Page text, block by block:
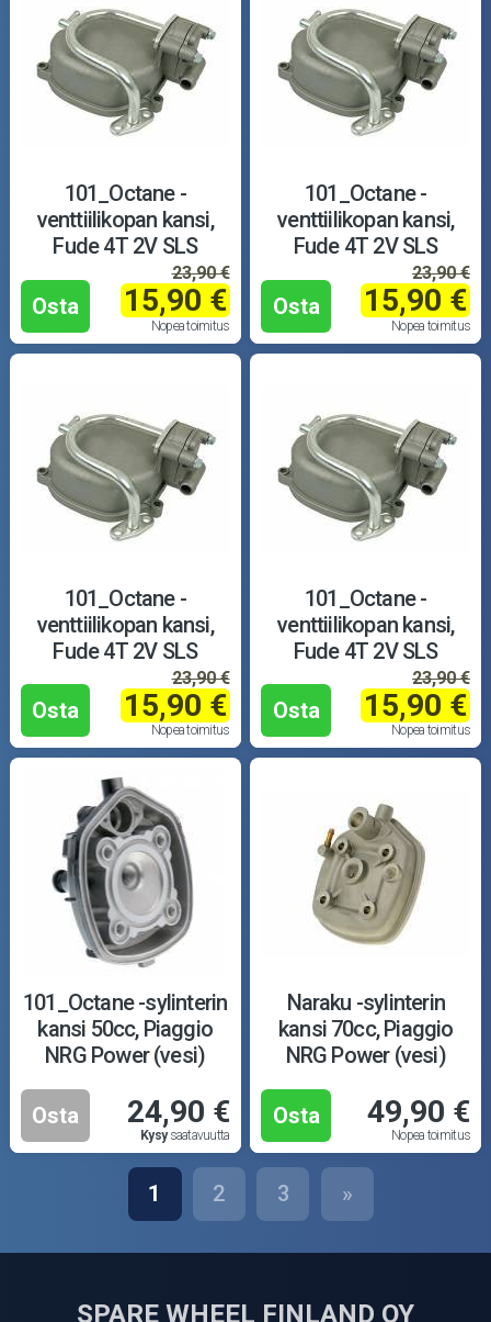
101_Octane -
venttiilikopan kansi,
Fude 4T 2V SLS
Osta
23,90 €
15,90 €
Nopea toimitus
101_Octane -
venttiilikopan kansi,
Fude 4T 2V SLS
Osta
23,90 €
15,90 €
Nopea toimitus
101_Octane -
venttiilikopan kansi,
Fude 4T 2V SLS
Osta
23,90 €
15,90 €
Nopea toimitus
101_Octane -
venttiilikopan kansi,
Fude 4T 2V SLS
Osta
23,90 €
15,90 €
Nopea toimitus
101_Octane -sylinterin
kansi 50cc, Piaggio
NRG Power (vesi)
Osta 24,90 €
Kysysaatavuutta
Naraku -sylinterin
kansi 70cc, Piaggio
NRG Power (vesi)
Osta 49,90 €
Nopea toimitus
1 2 3 »
SPARE WHEEL FINLAND OY